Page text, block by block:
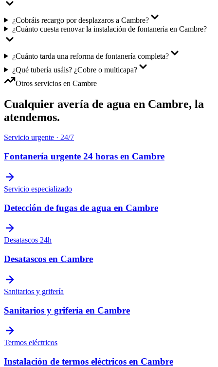
¿Cobráis recargo por desplazaros a Cambre?
¿Cuánto cuesta renovar la instalación de fontanería en Cambre?
¿Cuánto tarda una reforma de fontanería completa?
¿Qué tubería usáis? ¿Cobre o multicapa?
Otros servicios en Cambre
Cualquier avería de agua en Cambre, la
atendemos.
Servicio urgente · 24/7
Fontanería urgente 24 horas en Cambre
Servicio especializado
Detección de fugas de agua en Cambre
Desatascos 24h
Desatascos en Cambre
Sanitarios y grifería
Sanitarios y grifería en Cambre
Termos eléctricos
Instalación de termos eléctricos en Cambre